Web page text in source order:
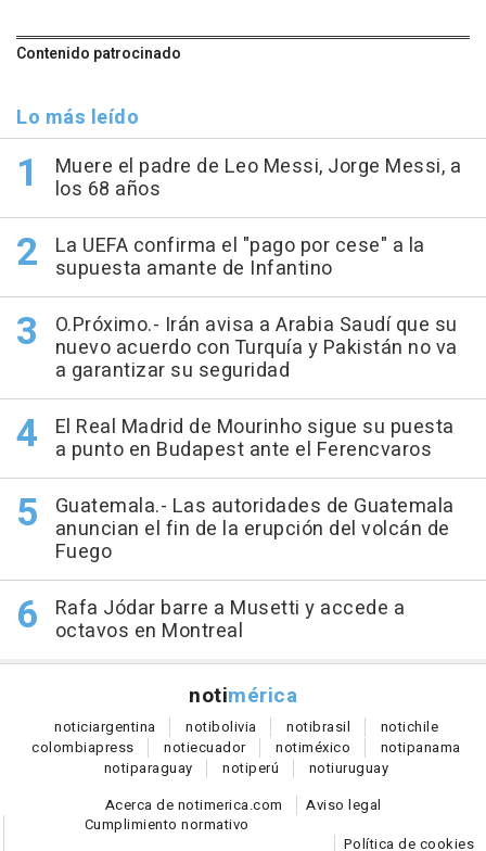
Contenido patrocinado
Lo más leído
Muere el padre de Leo Messi, Jorge Messi, a
los 68 años
La UEFA confirma el "pago por cese" a la
supuesta amante de Infantino
O.Próximo.- Irán avisa a Arabia Saudí que su
nuevo acuerdo con Turquía y Pakistán no va
a garantizar su seguridad
El Real Madrid de Mourinho sigue su puesta
a punto en Budapest ante el Ferencvaros
Guatemala.- Las autoridades de Guatemala
anuncian el fin de la erupción del volcán de
Fuego
Rafa Jódar barre a Musetti y accede a
octavos en Montreal
notimérica
noticiargentina notibolivia notibrasil notichile
colombiapress notiecuador notiméxico notipanama
notiparaguay notiperú notiuruguay
Acerca de notimerica.com
Aviso legal
Cumplimiento normativo
Política de cookies